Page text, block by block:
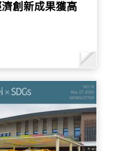
創新成果獲高